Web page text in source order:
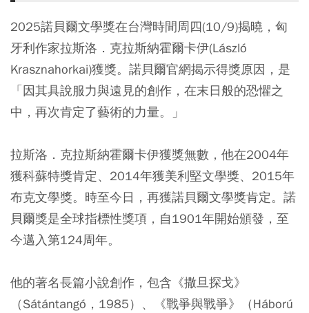
2025諾貝爾文學獎在台灣時間周四(10/9)揭曉，匈
牙利作家拉斯洛．克拉斯納霍爾卡伊(László
Krasznahorkai)獲獎。諾貝爾官網揭示得獎原因，是
「因其具說服力與遠見的創作，在末日般的恐懼之
中，再次肯定了藝術的力量。」
拉斯洛．克拉斯納霍爾卡伊獲獎無數，他在2004年
獲科蘇特獎肯定、2014年獲美利堅文學獎、2015年
布克文學獎。時至今日，再獲諾貝爾文學獎肯定。諾
貝爾獎是全球指標性獎項，自1901年開始頒發，至
今邁入第124周年。
他的著名長篇小說創作，包含《撒旦探戈》
（Sátántangó，1985）、《戰爭與戰爭》（Háború